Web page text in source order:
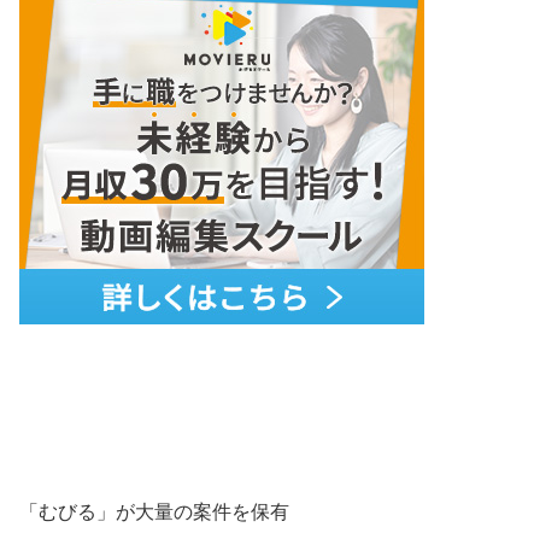
「むびる」が大量の案件を保有